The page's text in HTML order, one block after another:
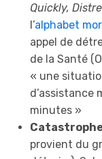
Quickly,
l’alphabet
appel de
de la Santé
« une
d’assistance
minutes »
provient du